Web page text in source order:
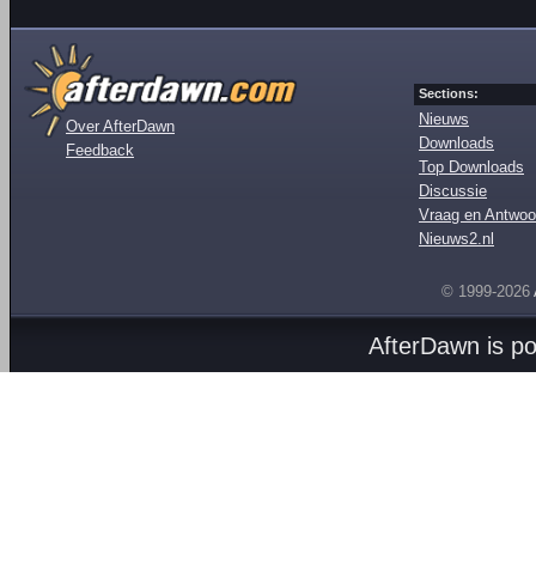
Over AfterDawn
Feedback
Sections:
Nieuws
Downloads
Top Downloads
Discussie
Vraag en
Nieuws2.nl
© 1999-2026
AfterDawn is